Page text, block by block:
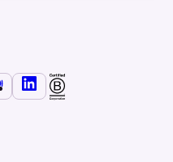
MediumLinkedIn